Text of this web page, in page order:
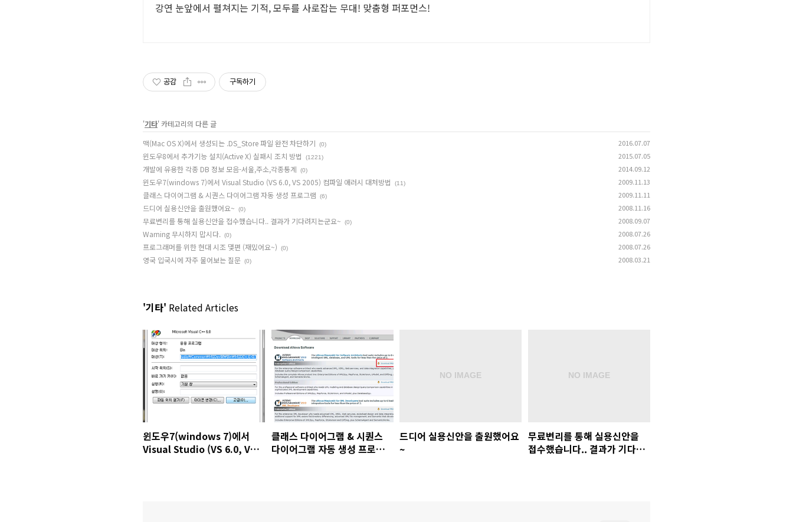
강연 눈앞에서 펼쳐지는 기적, 모두를 사로잡는 무대! 맞춤형 퍼포먼스!
공감 구독하기
'기타' 카테고리의 다른 글
맥(Mac OS X)에서 생성되는 .DS_Store 파일 완전 차단하기
(0) 2016.07.07
윈도우8에서 추가기능 설치(Active X) 실패시 조치 방법 (1221) 2015.07.05
개발에 유용한 각종 DB 정보 모음-서울,주소,각종통계 (0) 2014.09.12
윈도우7(windows 7)에서 Visual Studio (VS 6.0, VS 2005) 컴파일 애러시 대처방법 (11) 2009.11.13
클래스 다이어그램 & 시퀀스 다이어그램 자동 생성 프로그램 (6) 2009.11.11
드디어 실용신안을 출원했어요~ (0) 2008.11.16
무료변리를 통해 실용신안을 접수했습니다.. 결과가 기다려지는군요~ (0) 2008.09.07
Warning 무시하지 맙시다. (0) 2008.07.26
프로그래머를 위한 현대 시조 몇편 (재밌어요~) (0) 2008.07.26
영국 입국시에 자주 물어보는 질문 (0) 2008.03.21
'기타' Related Articles
윈도우7(windows 7)에서
Visual Studio (VS 6.0, VS
클래스 다이어그램 & 시퀀스
다이어그램 자동 생성 프로그
드디어 실용신안을 출원했어요
~
무료변리를 통해 실용신안을
접수했습니다.. 결과가 기다려